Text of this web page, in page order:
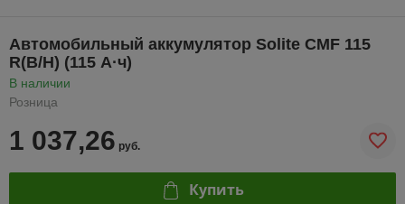
Автомобильный аккумулятор Solite CMF 115
R(B/H) (115 А·ч)
В наличии
Розница
1 037,26 руб.
Купить